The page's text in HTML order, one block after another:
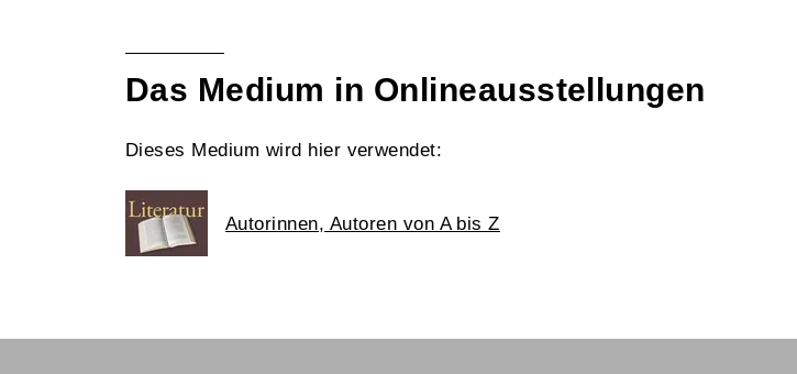
Das Medium in Onlineausstellungen
Dieses Medium wird hier verwendet:
Autorinnen, Autoren von A bis Z